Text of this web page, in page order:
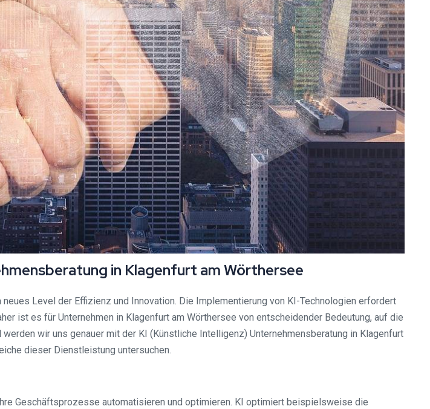
in Klagenfurt am Wörthersee
Level der Effizienz und Innovation. Die Implementierung von KI-Technologien erfordert
ist es für Unternehmen in Klagenfurt am Wörthersee von entscheidender Bedeutung, auf die
wir uns genauer mit der KI (Künstliche Intelligenz) Unternehmensberatung in Klagenfurt
dieser Dienstleistung untersuchen.
Geschäftsprozesse automatisieren und optimieren. KI optimiert beispielsweise die